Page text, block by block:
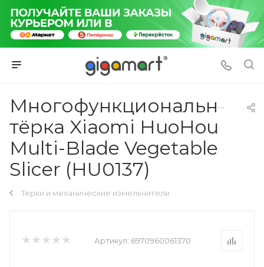
Многофункциональная
тёрка Xiaomi HuoHou
Multi-Blade Vegetable
Slicer (HU0137)
Терки и механические измельчители
Артикул: 6970960061370